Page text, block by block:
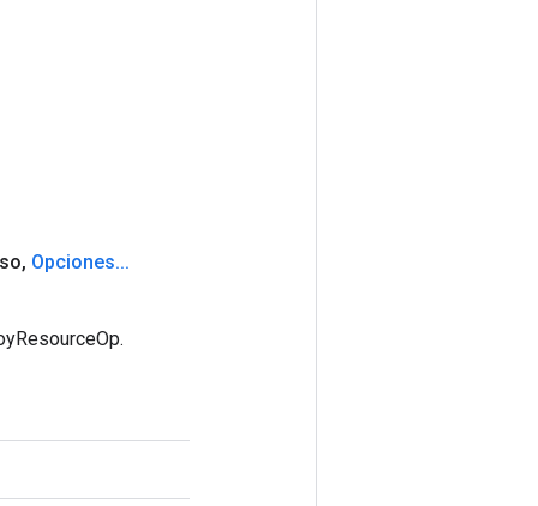
, Opciones...